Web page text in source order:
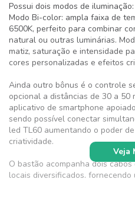
Possui dois modos de iluminação:
Modo Bi-color: ampla faixa de
6500K, perfeito para combinar
natural ou outras luminárias.
matiz, saturação e intensidade
cores personalizadas e efeitos
Ainda outro bônus é o controle
opcional a distâncias de 30 a 50
aplicativo de smartphone
sendo possível conectar
led TL60 aumentando o poder
criatividade.
O bastão acompanha dois
locais diversificados,
Veja